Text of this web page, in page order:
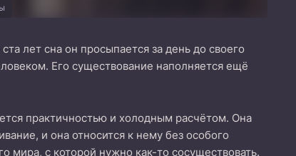
лет сна он просыпается за день до своего
Его существование наполняется ещё
практичностью и холодным расчётом. Она
и она относится к нему без особого
мира, с которой нужно как-то сосуществовать.